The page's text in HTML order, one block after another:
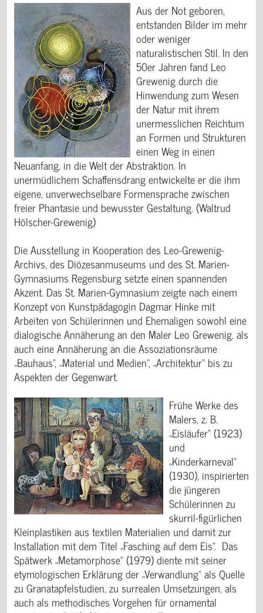
Aus der Not geboren,
entstanden Bilder im mehr
oder weniger
naturalistischen Stil. In den
50er Jahren fand Leo
Grewenig durch die
Hinwendung zum Wesen
der Natur mit ihrem
unermesslichen Reichtum
an Formen und Strukturen
einen Weg in einen
Neuanfang, in die Welt der Abstraktion. In
unermüdlichem Schaffensdrang entwickelte er die ihm
eigene, unverwechselbare Formensprache zwischen
freier Phantasie und bewusster Gestaltung. (Waltrud
Hölscher-Grewenig)
Die Ausstellung in Kooperation des Leo-Grewenig-
Archivs, des Diözesanmuseums und des St. Marien-
Gymnasiums Regensburg setzte einen spannenden
Akzent. Das St. Marien-Gymnasium zeigte nach einem
Konzept von Kunstpädagogin Dagmar Hinke mit
Arbeiten von Schülerinnen und Ehemaligen sowohl eine
dialogische Annäherung an den Maler Leo Grewenig, als
auch eine Annäherung an die Assoziationsräume
„Bauhaus“, „Material und Medien“, „Architektur“ bis zu
Aspekten der Gegenwart.
Frühe Werke des
Malers, z. B.
„Eisläufer“ (1923)
und
„Kinderkarneval“
(1930), inspirierten
die jüngeren
Schülerinnen zu
skurril-figürlichen
Kleinplastiken aus textilen Materialien und damit zur
Installation mit dem Titel „Fasching auf dem Eis“. Das
Spätwerk „Metamorphose“ (1979) diente mit seiner
etymologischen Erklärung der „Verwandlung“ als Quelle
zu Granatapfelstudien, zu surrealen Umsetzungen, als
auch als methodisches Vorgehen für ornamental